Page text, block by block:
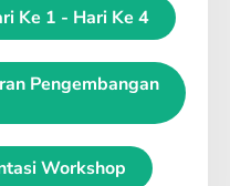
Ke 1 - Hari Ke 4
Pengembangan
Workshop